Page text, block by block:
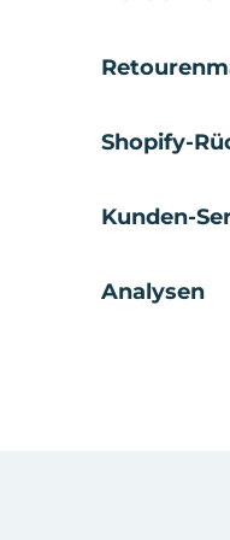
Shopify-
Kunden-
Analysen